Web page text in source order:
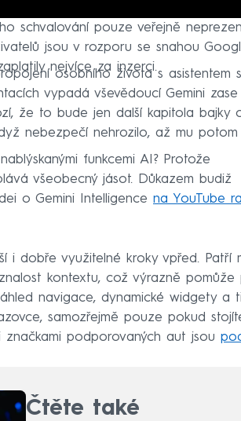
schvalování pouze veřejně
jsou v rozporu se snahou
nejvíce za inzerci.
osobního života s asistentem
vypadá vševědoucí Gemini
že to bude jen další kapitola bajky
nebezpečí nehrozilo, až mu
funkcemi AI? Protože
všeobecný jásot. Důkazem budiž
o Gemini Intelligence na YouTube
i dobře využitelné kroky vpřed. Patří
kontextu, což výrazně pomůže
navigace, dynamické widgety a
samozřejmě pouze pokud
podporovaných aut jsou
Čtěte také